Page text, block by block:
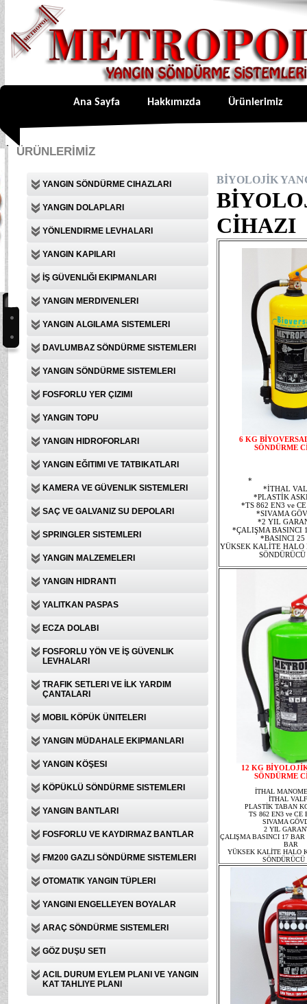
Ana Sayfa Hakkımızda Ürünlerimiz
ÜRÜNLERİMİZ
YANGIN SÖNDÜRME CIHAZLARI
YANGIN DOLAPLARI
YÖNLENDIRME LEVHALARI
YANGIN KAPILARI
İŞ GÜVENLIĞI EKIPMANLARI
YANGIN MERDIVENLERI
YANGIN ALGILAMA SISTEMLERI
DAVLUMBAZ SÖNDÜRME SISTEMLERI
YANGIN SÖNDÜRME SISTEMLERI
FOSFORLU YER ÇIZIMI
YANGIN TOPU
YANGIN HIDROFORLARI
YANGIN EĞITIMI VE TATBIKATLARI
KAMERA VE GÜVENLIK SISTEMLERI
SAÇ VE GALVANIZ SU DEPOLARI
SPRINGLER SISTEMLERI
YANGIN MALZEMELERI
YANGIN HIDRANTI
YALITKAN PASPAS
ECZA DOLABI
FOSFORLU YÖN VE İŞ GÜVENLIK
LEVHALARI
TRAFIK SETLERI VE İLK YARDIM
ÇANTALARI
MOBIL KÖPÜK ÜNITELERI
YANGIN MÜDAHALE EKIPMANLARI
YANGIN KÖŞESI
KÖPÜKLÜ SÖNDÜRME SISTEMLERI
YANGIN BANTLARI
FOSFORLU VE KAYDIRMAZ BANTLAR
FM200 GAZLI SÖNDÜRME SISTEMLERI
OTOMATIK YANGIN TÜPLERI
YANGINI ENGELLEYEN BOYALAR
ARAÇ SÖNDÜRME SISTEMLERI
GÖZ DUŞU SETI
ACIL DURUM EYLEM PLANI VE YANGIN
KAT TAHLIYE PLANI
BİYOLOJİK
CİHAZI
6 KG
SÖNDÜRME
*
*İTHAL
*PLASTİK
*TS 862 EN3 ve
*SIVAMA
*2 YIL
*ÇALIŞMA BASINCI
*BASINCI 25
YÜKSEK KALİTE HALO
12 KG BİYO
SÖNDÜRME
İTHAL
İTHAL
PLASTİK TABAN
TS 862 EN3 ve CE
SIVAMA
2 YIL
ÇALIŞMA BASINCI 17 BAR
BAR
YÜKSEK KALİTE HALO
SÖNDÜRÜCÜ